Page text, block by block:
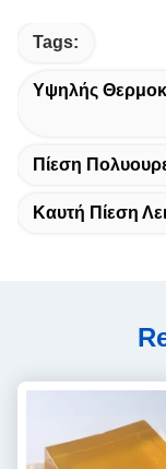
Tags:
Υψηλής
Πίεση
Καυτή Πίεση